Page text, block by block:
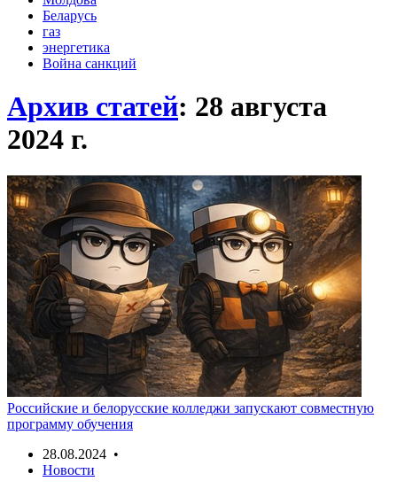
Беларусь
газ
энергетика
Война санкций
Архив статей: 28 августа
2024 г.
Российские и белорусские колледжи запускают совместную
программу обучения
28.08.2024 •
Новости